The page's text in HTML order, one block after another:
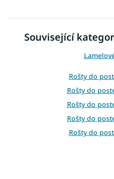
á
a
í
r
v
k
y
v
ý
p
Související
Rošty do
Rošty do
Rošty do
Rošty do
Rošty do